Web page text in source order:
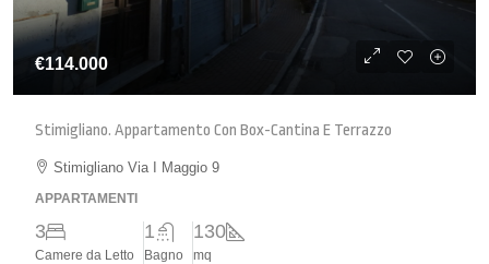
€114.000
Stimigliano. Appartamento Con Box-Cantina E Terrazzo
Stimigliano Via I Maggio 9
APPARTAMENTI
3
Camere da Letto
1
Bagno
130
mq